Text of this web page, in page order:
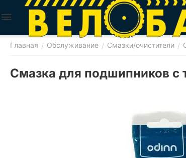
Главная / Обслуживание / Смазки/очистители /
Смазка для подшипников с